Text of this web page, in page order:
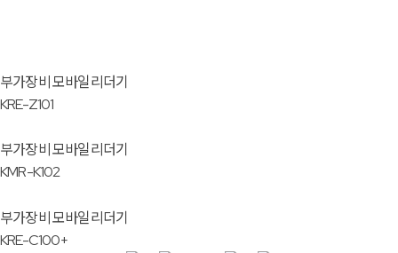
부가장비모바일리더기
KRE-Z101
부가장비 모바일리더기
KMR-K102
부가장비모바일리더기
KRE-C100+